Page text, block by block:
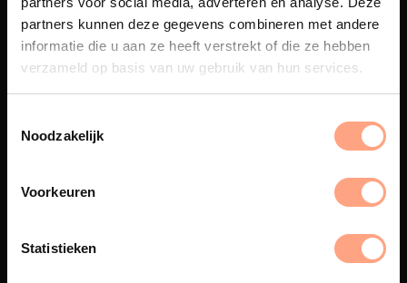
partners kunnen deze gegevens combineren met andere
informatie die u aan ze heeft verstrekt of die ze hebben
verzameld op basis van uw gebruik van hun services.
Noodzakelijk
Voorkeuren
Statistieken
Maatwerk
Een exclusieve handgemaakte
beleving, waar Nederlands
Spuiterij
eigen spuiterij afgewerkt met